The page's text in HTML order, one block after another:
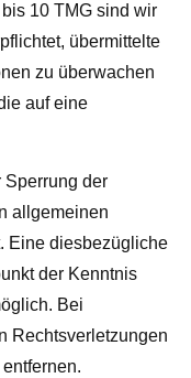
10 TMG sind wir
übermittelte
zu überwachen
auf eine
Sperrung der
allgemeinen
Eine diesbezügliche
der Kenntnis
Bei
Rechtsverletzungen